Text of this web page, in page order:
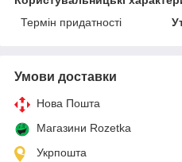
Термін придатності
Умови доставки
Нова Пошта
Магазини Rozetka
Укрпошта